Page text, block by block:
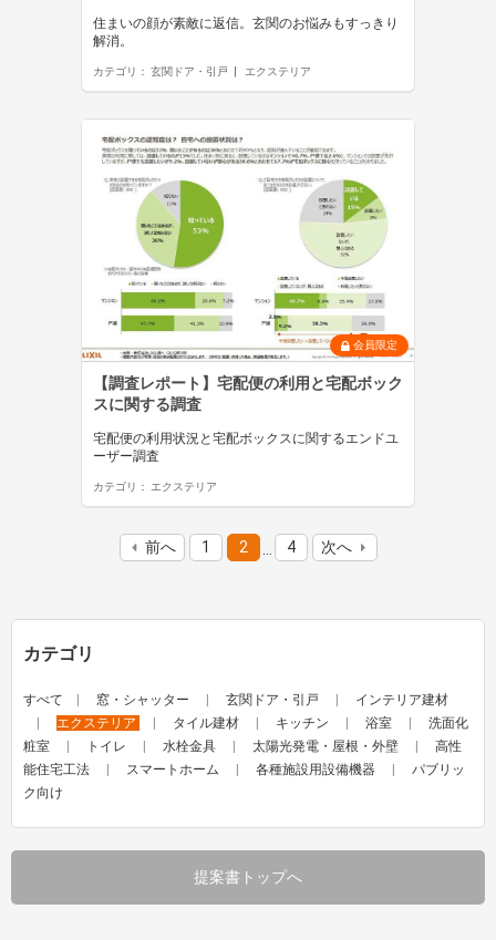
住まいの顔が素敵に返信。玄関のお悩みもすっきり
解消。
カテゴリ： 玄関ドア・引戸 エクステリア
会員限定
【調査レポート】宅配便の利用と宅配ボック
スに関する調査
宅配便の利用状況と宅配ボックスに関するエンドユ
ーザー調査
カテゴリ： エクステリア
前へ 1 2 4 次へ
カテゴリ
すべて 窓・シャッター 玄関ドア・引戸
インテリア建材
エクステリア
タイル建材 キッチン 浴室
洗面化
粧室
トイレ 水栓金具 太陽光発電・屋根・外壁
高性
能住宅工法
スマートホーム 各種施設用設備機器
パブリッ
ク向け
提案書トップへ